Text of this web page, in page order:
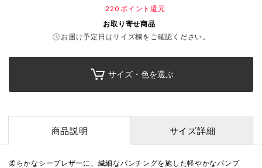
220 ポイント還元
お取り寄せ商品
お届け予定日はサイズ欄をご確認ください。
サイズ・色を選ぶ
商品説明 サイズ詳細
柔らかなシープレザーに、繊細なパンチングを施した軽やかなパンプ